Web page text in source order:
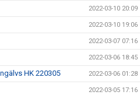
2022-03-10 20:09
2022-03-10 19:06
2022-03-07 07:16
2022-03-06 18:45
HK 220305 2022-03-06 01:28
2022-03-05 17:16